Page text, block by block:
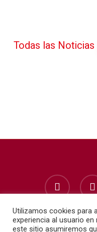
Todas las Noticias
facebook
Utilizamos cookies para
experiencia al usuario
este sitio asumiremos